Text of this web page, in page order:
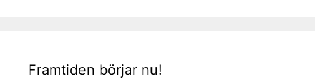
Framtiden börjar nu!